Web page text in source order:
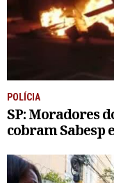
POLÍCIA
SP: Moradores
cobram Sabesp